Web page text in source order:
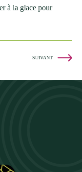
à la glace pour
SUIVANT